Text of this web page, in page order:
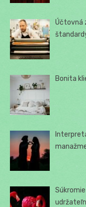
Účtovná
Bonita